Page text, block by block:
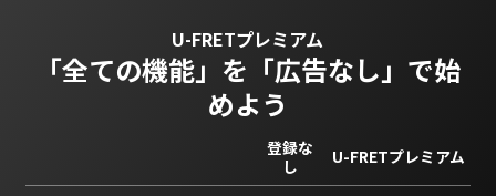
U-FRETプレミアム
「全ての機能」を 「広告なし」で始
めよう
登録な
し
U-FRETプレミアム